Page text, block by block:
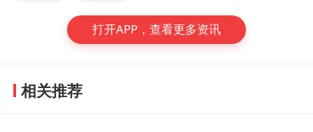
打开APP，查看更多资讯
相关推荐